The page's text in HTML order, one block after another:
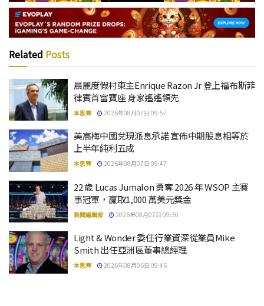
Related Posts
晨麗度假村東主Enrique Razon Jr 登上福布斯菲
律賓首富寶座 身家遙遙領先
本思齊 2026年08月07日 09:57
美高梅中國兌現派息承諾 宣佈中期股息相等於
上半年純利五成
本思齊 2026年08月07日 09:47
22 歲 Lucas Jumalon 勇奪 2026 年 WSOP 主賽
事冠軍，贏取1,000 萬美元獎金
新聞編輯部 2026年08月07日 09:30
Light & Wonder 委任行業資深從業員Mike
Smith 出任亞洲區董事總經理
本思齊 2026年08月06日 09:46